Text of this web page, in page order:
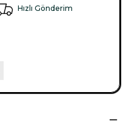
Hızlı Gönderim